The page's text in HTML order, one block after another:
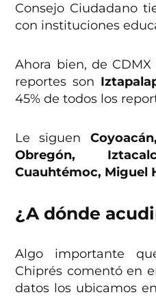
Consejo Ciudadano
con instituciones
Ahora bien, de
reportes son
45% de todos los
Le siguen
Obregón,
Cuauhtémoc, Miguel
¿A dónde
Algo importante
Chiprés comentó en
datos los ubicamos